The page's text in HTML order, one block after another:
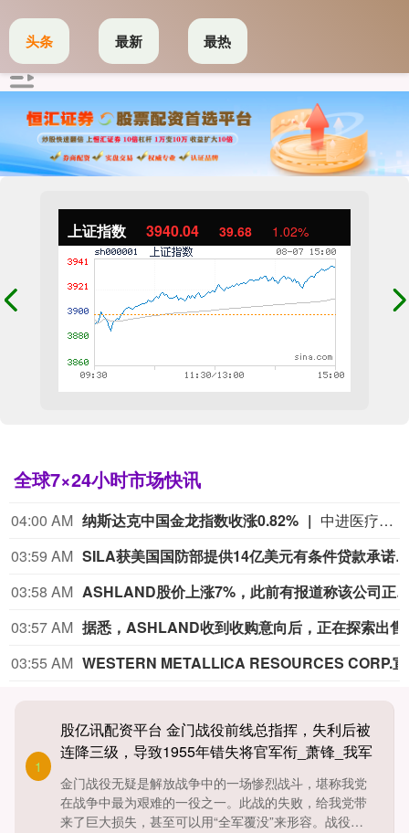
上证指数 3940.04 39.68 1.02%
全球7×24小时市场快讯
04:00 AM 纳斯达克中国金龙指数收涨0.82%
中进医疗涨11.98%，再鼎医药涨11.78%，嘉楠科技涨10.55%，中比能源涨9.11%，大全新能源涨8.78%。
03:59 AM
SILA获美国国防部提供14亿美元有条件贷款承诺，以加快本土电池技术制造进程。
03:58 AM
ASHLAND股价上涨7%，此前有报道
03:57 AM
03:55 AM
1
股亿讯配资平台 金门战役前线总指挥，失利后被
连降三级，导致1955年错失将官军衔_萧锋_我军
_国民党
金门战役无疑是解放战争中的一场惨烈战斗，堪称我党
在战争中最为艰难的一役之一。此战的失败，给我党带
来了巨大损失，甚至可以用“全军覆没”来形容。战役的
头条 最新 最热